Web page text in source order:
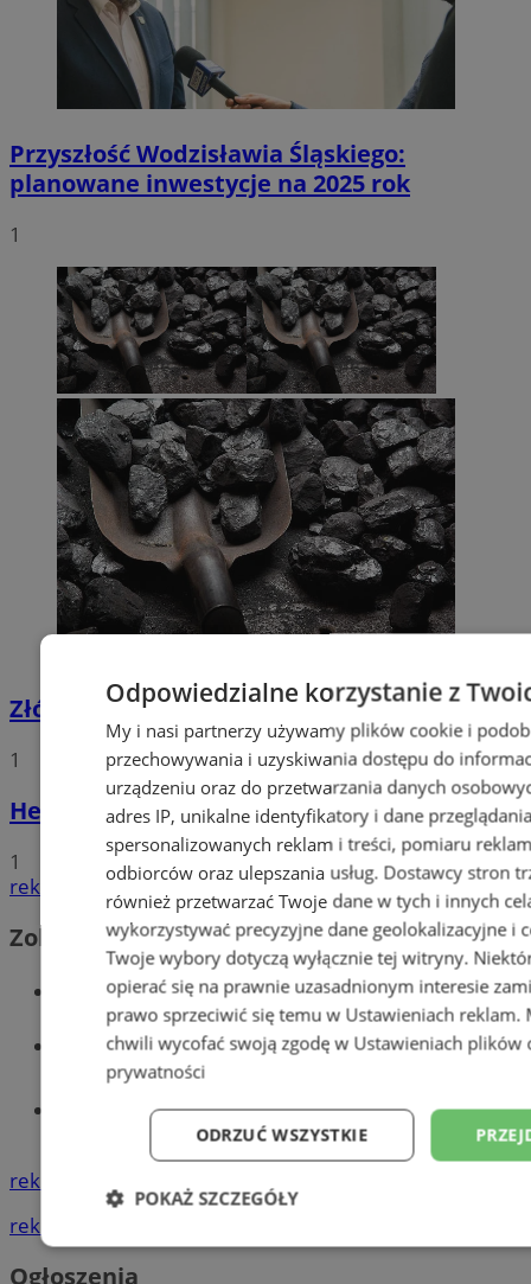
Przyszłość Wodzisławia Śląskiego:
planowane inwestycje na 2025 rok
1
Złóż wniosek o dodatek węglowy
1
Hello world!
1
reklama
Zobacz również
Wiadomości kryminalne w Wodzisławiu
Wiadomości lokalne
Tworzenie stron www - Wodzisław
reklama
reklama
Ogłoszenia
Odpowiedzialne korzystanie z
My i nasi partnerzy używamy plików cookie i
przechowywania i uzyskiwania dostępu do
urządzeniu oraz do przetwarzania danych
adres IP, unikalne identyfikatory i dane
spersonalizowanych reklam i treści, pomiaru
odbiorców oraz ulepszania usług. Dostawcy stron
również przetwarzać Twoje dane w tych i innych
wykorzystywać precyzyjne dane geolokalizacyjne i
Twoje wybory dotyczą wyłącznie tej witryny.
opierać się na prawnie uzasadnionym interesie
prawo sprzeciwić się temu w Ustawieniach reklam.
chwili wycofać swoją zgodę w Ustawieniach plików
prywatności
ODRZUĆ WSZYSTKIE
POKAŻ SZCZEGÓŁY
Niezbędne Wydajność